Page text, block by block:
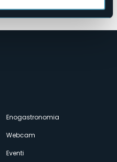
Enogastronomia
Webcam
Eventi